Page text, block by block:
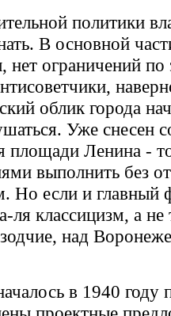
политики
В основной
нет ограничений по
облик города
Уже снесен
площади Ленина -
выполнить без
Но если и главный
ля классицизм, а
над
в 1940 году